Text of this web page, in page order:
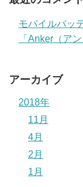
モバイルバッ
「Anker（ア
アーカイブ
2018年
11月
4月
2月
1月